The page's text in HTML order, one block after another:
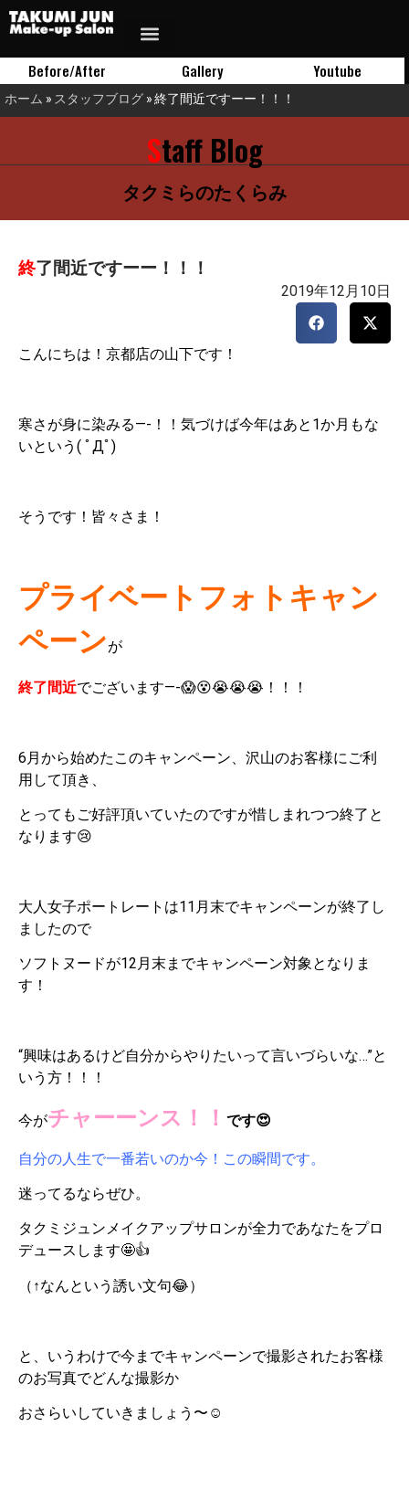
Before/After Gallery Youtube
ホーム » スタッフブログ »終了間近ですーー！！！
Staff Blog
タクミらのたくらみ
終了間近ですーー！！！
2019年12月10日
こんにちは！京都店の山下です！
寒さが身に染みる—-！！気づけば今年はあと1か月もな
いという( ﾟДﾟ)
そうです！皆々さま！
プライベートフォトキャン
ペーンが
終了間近でございます—-😱😵😭😭😭！！！
6月から始めたこのキャンペーン、沢山のお客様にご利
用して頂き、
とってもご好評頂いていたのですが惜しまれつつ終了と
なります😢
大人女子ポートレートは11月末でキャンペーンが終了し
ましたので
ソフトヌードが12月末までキャンペーン対象となりま
す！
“興味はあるけど自分からやりたいって言いづらいな…”と
いう方！！！
今がチャーーンス！！ です😍
自分の人生で一番若いのか今！この瞬間です。
迷ってるならぜひ。
タクミジュンメイクアップサロンが全力であなたをプロ
デュースします🤩👍
（↑なんという誘い文句😂）
と、いうわけで今までキャンペーンで撮影されたお客様
のお写真でどんな撮影か
おさらいしていきましょう〜☺